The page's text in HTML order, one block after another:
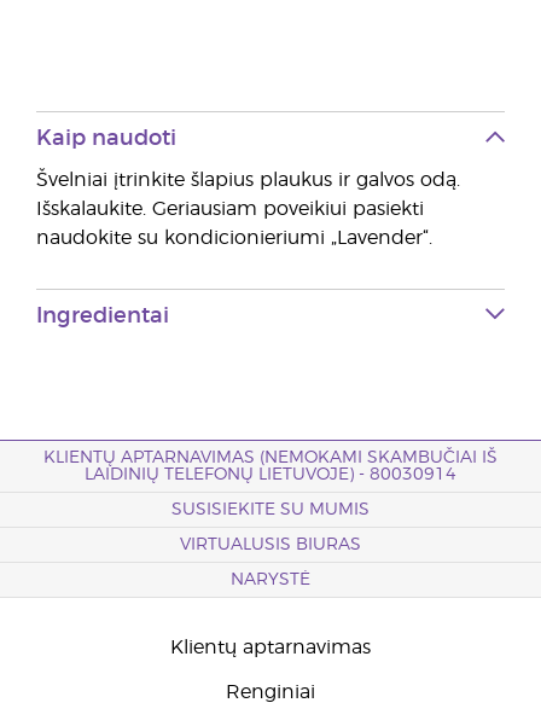
Kaip naudoti
Švelniai įtrinkite šlapius plaukus ir galvos odą.
Išskalaukite. Geriausiam poveikiui pasiekti
naudokite su kondicionieriumi „Lavender“.
Ingredientai
KLIENTŲ APTARNAVIMAS (NEMOKAMI SKAMBUČIAI IŠ
LAIDINIŲ TELEFONŲ LIETUVOJE) - 80030914
SUSISIEKITE SU MUMIS
VIRTUALUSIS BIURAS
NARYSTĖ
Klientų aptarnavimas
Renginiai